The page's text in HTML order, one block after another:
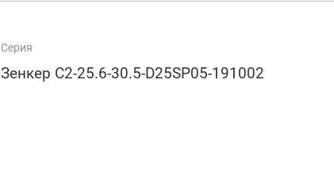
Серия
Зенкер C2-25.6-30.5-D25SP05-191002